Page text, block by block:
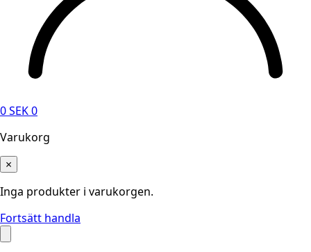
0SEK0
Varukorg
×
Inga produkter i varukorgen.
Fortsätt handla